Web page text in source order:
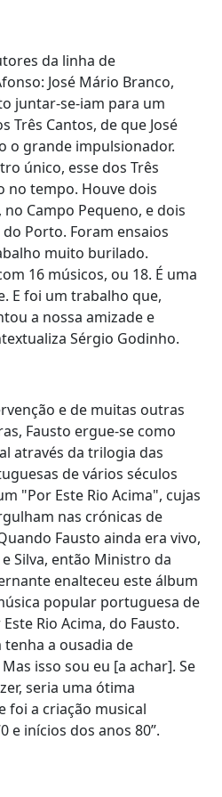
da linha de
José Mário Branco,
juntar-se-iam para um
Três Cantos, de que José
o grande impulsionador.
único, esse dos Três
no tempo. Houve dois
Campo Pequeno, e dois
Porto. Foram ensaios
muito burilado.
16 músicos, ou 18. É uma
E foi um trabalho que,
a nossa amizade e
Sérgio Godinho.
e de muitas outras
Fausto ergue-se como
através da trilogia das
de vários séculos
"Por Este Rio Acima", cujas
nas crónicas de
Fausto ainda era vivo,
Silva, então Ministro da
enalteceu este álbum
popular portuguesa de
Rio Acima, do Fausto.
a ousadia de
isso sou eu [a achar]. Se
seria uma ótima
foi a criação musical
e inícios dos anos 80”.